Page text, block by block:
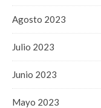
Agosto 2023
Julio 2023
Junio 2023
Mayo 2023